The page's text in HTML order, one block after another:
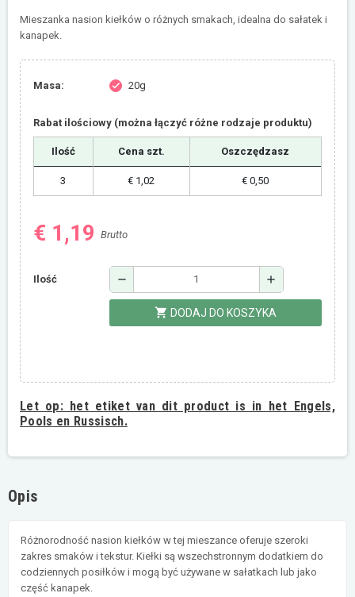
Mieszanka nasion kiełków o różnych smakach, idealna do sałatek i
kanapek.
Masa: check 20g
Rabat ilościowy (można łączyć różne rodzaje produktu)
Ilość Cena szt. Oszczędzasz
3 € 1,02 € 0,50
€ 1,19 Brutto
Ilość remove add
shopping_cart DODAJ DO KOSZYKA
Let op:het etiket van dit product is in het Engels,
Pools en Russisch.
Opis
Różnorodność nasion kiełków w tej mieszance oferuje szeroki
zakres smaków i tekstur. Kiełki są wszechstronnym dodatkiem do
codziennych posiłków i mogą być używane w sałatkach lub jako
część kanapek.